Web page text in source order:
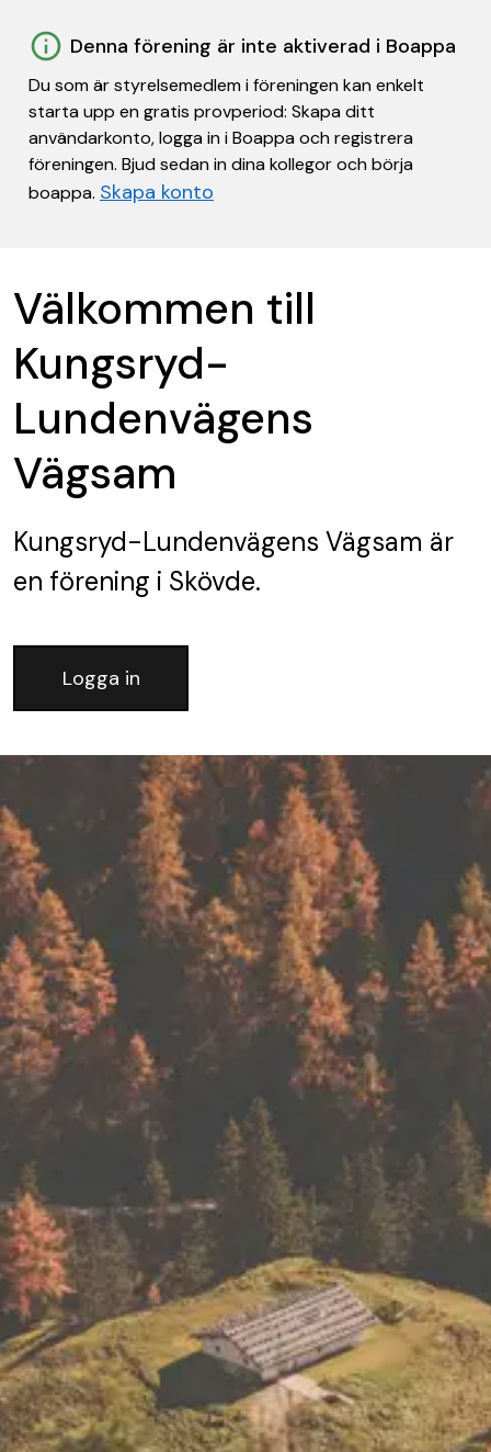
Denna förening är inte aktiverad i Boappa
Du som är styrelsemedlem i föreningen kan enkelt
starta upp en gratis provperiod: Skapa ditt
användarkonto, logga in i Boappa och registrera
föreningen. Bjud sedan in dina kollegor och börja
boappa. Skapa konto
Välkommen till
Kungsryd-
Lundenvägens
Vägsam
Kungsryd-Lundenvägens Vägsam är
en förening i Skövde.
Logga in